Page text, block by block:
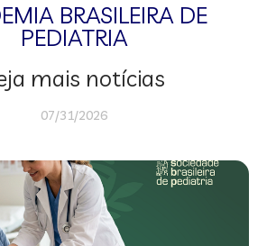
BRASILEIRA DE
PEDIATRIA
mais notícias
07/31/2026